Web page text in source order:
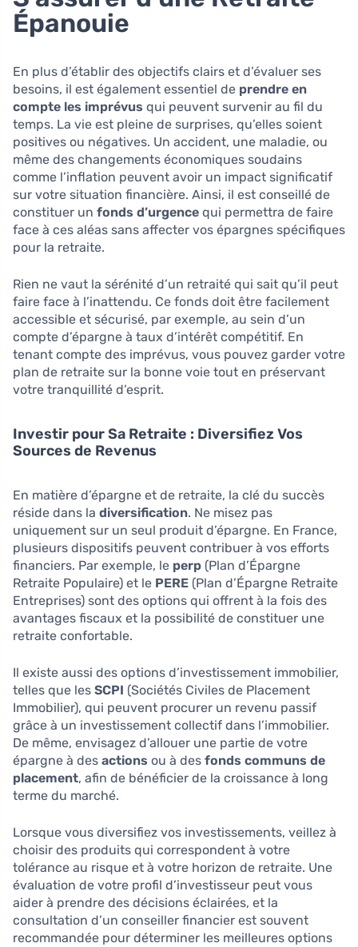
Épanouie
En plus d’établir des objectifs clairs et d’évaluer ses
besoins, il est également essentiel de prendre en
compte les imprévus qui peuvent survenir au fil du
temps. La vie est pleine de surprises, qu’elles soient
positives ou négatives. Un accident, une maladie, ou
même des changements économiques soudains
comme l’inflation peuvent avoir un impact significatif
sur votre situation financière. Ainsi, il est conseillé de
constituer un fonds d’urgence qui permettra de faire
face à ces aléas sans affecter vos épargnes spécifiques
pour la retraite.
Rien ne vaut la sérénité d’un retraité qui sait qu’il peut
faire face à l’inattendu. Ce fonds doit être facilement
accessible et sécurisé, par exemple, au sein d’un
compte d’épargne à taux d’intérêt compétitif. En
tenant compte des imprévus, vous pouvez garder votre
plan de retraite sur la bonne voie tout en préservant
votre tranquillité d’esprit.
Investir pour Sa Retraite : Diversifiez Vos
Sources de Revenus
En matière d’épargne et de retraite, la clé du succès
réside dans la diversification. Ne misez pas
uniquement sur un seul produit d’épargne. En France,
plusieurs dispositifs peuvent contribuer à vos efforts
financiers. Par exemple, le perp (Plan d’Épargne
Retraite Populaire) et le PERE (Plan d’Épargne Retraite
Entreprises) sont des options qui offrent à la fois des
avantages fiscaux et la possibilité de constituer une
retraite confortable.
Il existe aussi des options d’investissement immobilier,
telles que les SCPI (Sociétés Civiles de Placement
Immobilier), qui peuvent procurer un revenu passif
grâce à un investissement collectif dans l’immobilier.
De même, envisagez d’allouer une partie de votre
épargne à des actions ou à des fonds communs de
placement, afin de bénéficier de la croissance à long
terme du marché.
Lorsque vous diversifiez vos investissements, veillez à
choisir des produits qui correspondent à votre
tolérance au risque et à votre horizon de retraite. Une
évaluation de votre profil d’investisseur peut vous
aider à prendre des décisions éclairées, et la
consultation d’un conseiller financier est souvent
recommandée pour déterminer les meilleures options